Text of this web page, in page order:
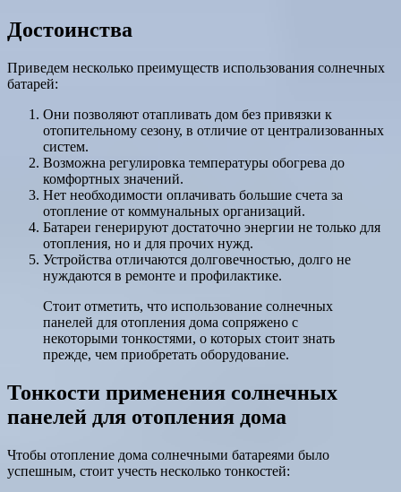
Достоинства
Приведем несколько преимуществ использования солнечных
батарей:
Они позволяют отапливать дом без привязки к
отопительному сезону, в отличие от централизованных
систем.
Возможна регулировка температуры обогрева до
комфортных значений.
Нет необходимости оплачивать большие счета за
отопление от коммунальных организаций.
Батареи генерируют достаточно энергии не только для
отопления, но и для прочих нужд.
Устройства отличаются долговечностью, долго не
нуждаются в ремонте и профилактике.
Стоит отметить, что использование солнечных
панелей для отопления дома сопряжено с
некоторыми тонкостями, о которых стоит знать
прежде, чем приобретать оборудование.
Тонкости применения солнечных
панелей для отопления дома
Чтобы отопление дома солнечными батареями было
успешным, стоит учесть несколько тонкостей: